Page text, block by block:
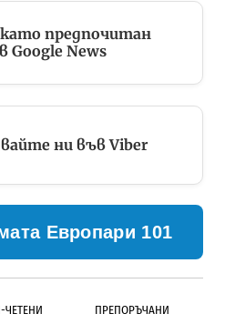
предпочитан
Google News
ни във Viber
Европари 101
ЧЕТЕНИ ПРЕПОРЪЧАНИ